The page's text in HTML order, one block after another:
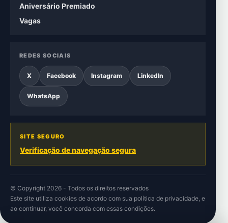
Aniversário Premiado
Vagas
REDES SOCIAIS
X Facebook Instagram LinkedIn
WhatsApp
SITE SEGURO
Verificação de navegação segura
© Copyright 2026 - Todos os direitos reservados
Este site utiliza cookies de acordo com sua política de privacidade, e
ao continuar, você concorda com essas condições.